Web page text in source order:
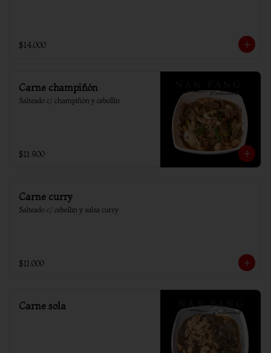
$14.000
Carne champiñón
Salteado c/ champiñón y cebollín
$11.900
Carne curry
Salteado c/ cebollin y salsa curry
$11.000
Carne sola